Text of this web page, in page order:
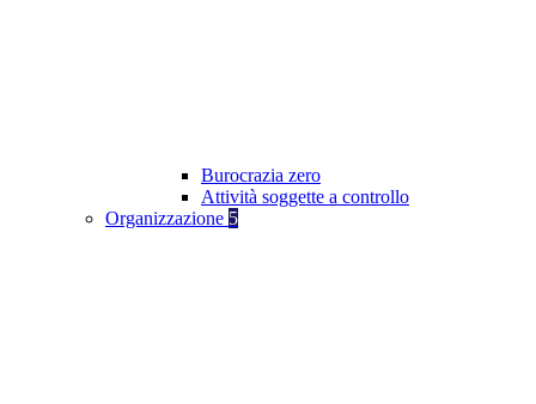
Burocrazia zero
Attività soggette a controllo
Organizzazione 5